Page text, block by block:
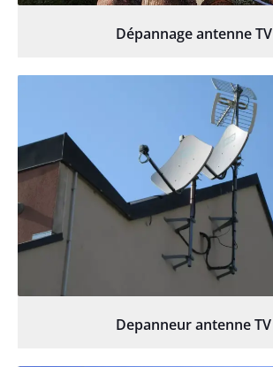
Dépannage antenne TV
Depanneur antenne TV